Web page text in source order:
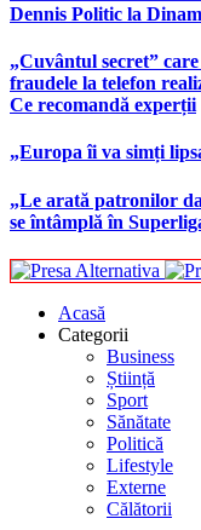
Dennis Politic la
„Cuvântul secret”
fraudele la telefon
Ce recomandă experții
„Europa îi va simți
„Le arată patronilor
se întâmplă în
Acasă
Categorii
Business
Știință
Sport
Sănătate
Politică
Lifestyle
Externe
Călătorii